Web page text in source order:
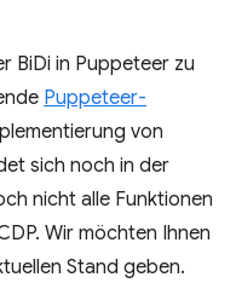
BiDi in Puppeteer zu
Puppeteer-
von
sich noch in der
nicht alle Funktionen
Wir möchten Ihnen
Stand geben.